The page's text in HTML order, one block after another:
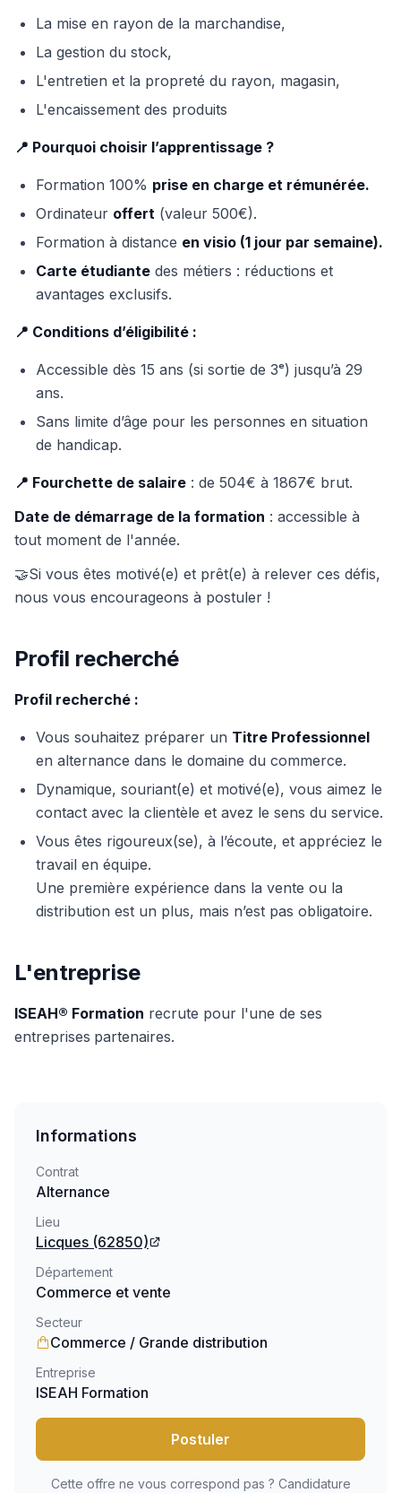
La mise en rayon de la marchandise,
La gestion du stock,
L'entretien et la propreté du rayon, magasin,
L'encaissement des produits
📍 Pourquoi choisir l’apprentissage ?
Formation 100% prise en charge et rémunérée.
Ordinateur offert (valeur 500€).
Formation à distance en visio (1 jour par semaine).
Carte étudiante des métiers : réductions et
avantages exclusifs.
📍 Conditions d’éligibilité :
Accessible dès 15 ans (si sortie de 3ᵉ) jusqu’à 29
ans.
Sans limite d’âge pour les personnes en situation
de handicap.
📍 Fourchette de salaire : de 504€ à 1867€ brut.
Date de démarrage de la formation : accessible à
tout moment de l'année.
🤝Si vous êtes motivé(e) et prêt(e) à relever ces défis,
nous vous encourageons à postuler !
Profil recherché
Profil recherché :
Vous souhaitez préparer un Titre Professionnel
en alternance dans le domaine du commerce.
Dynamique, souriant(e) et motivé(e), vous aimez le
contact avec la clientèle et avez le sens du service.
Vous êtes rigoureux(se), à l’écoute, et appréciez le
travail en équipe.
Une première expérience dans la vente ou la
distribution est un plus, mais n’est pas obligatoire.
L'entreprise
ISEAH® Formation recrute pour l'une de ses
entreprises partenaires.
Informations
Contrat
Alternance
Lieu
Licques (62850)
Département
Commerce et vente
Secteur
Commerce / Grande distribution
Entreprise
ISEAH Formation
Postuler
Cette offre ne vous correspond pas ? Candidature